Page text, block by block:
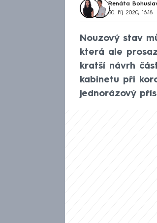
Renáta
30. říj 2020, 16:18
Nouzový stav
která ale
kratší návrh
kabinetu při
jednorázový